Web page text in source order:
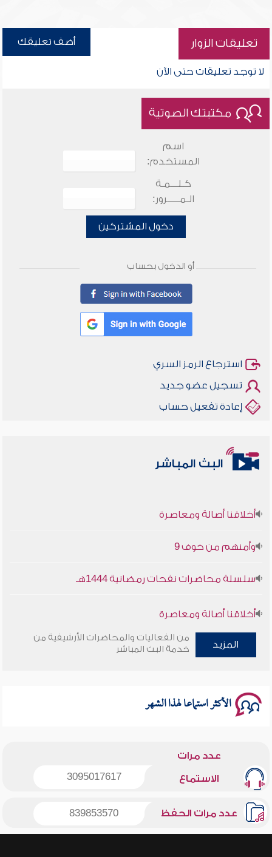
تعليقات الزوار أضف تعليقك
لا توجد تعليقات حتى الآن
مكتبتك الصوتية
اسم
المستخدم:
كـلـــمـة
الـمـــــرور:
دخول المشتركين
أو الدخول بحساب
استرجاع الرمز السري
تسجيل عضو جديد
إعادة تفعيل حساب
البث المباشر
أخلاقنا أصالة ومعاصرة
وأمنهم من خوف 9
سلسلة محاضرات نفحات رمضانية 1444هـ
أخلاقنا أصالة ومعاصرة
وأمنهم من خوف 9
المزيد
من الفعاليات والمحاضرات الأرشيفية من
خدمة البث المباشر
الأكثر استماعا لهذا الشهر
عدد مرات
الاستماع 3095017617
عدد مرات الحفظ 839853570